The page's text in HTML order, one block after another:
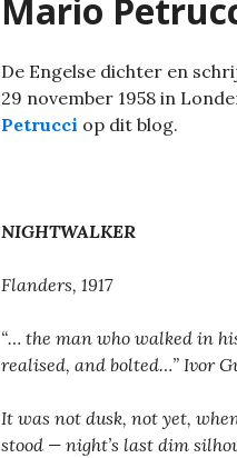
Mario
De Engelse dichter en
29 november 1958 in
Petrucci op dit blog.
NIGHTWALKER
Flanders, 1917
“… the man who walked in
realised, and bolted…” Ivor
It was not dusk, not yet,
stood — night’s last dim